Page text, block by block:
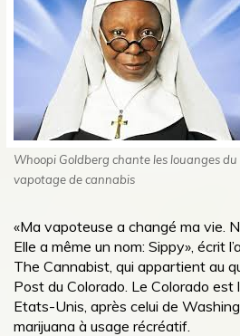
Whoopi Goldberg chante les louanges du
vapotage de cannabis
«Ma vapoteuse a changé ma vie.
Elle a même un nom: Sippy», écrit
The Cannabist, qui appartient au
Post du Colorado. Le Colorado
Etats-Unis, après celui de
marijuana à usage récréatif.